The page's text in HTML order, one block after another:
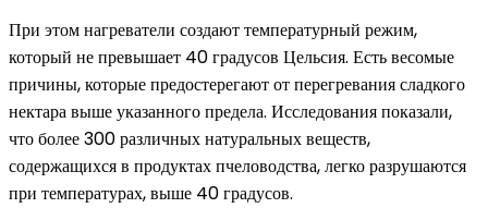
При этом нагреватели создают температурный режим,
который не превышает 40 градусов Цельсия. Есть весомые
причины, которые предостерегают от перегревания сладкого
нектара выше указанного предела. Исследования показали,
что более 300 различных натуральных веществ,
содержащихся в продуктах пчеловодства, легко разрушаются
при температурах, выше 40 градусов.